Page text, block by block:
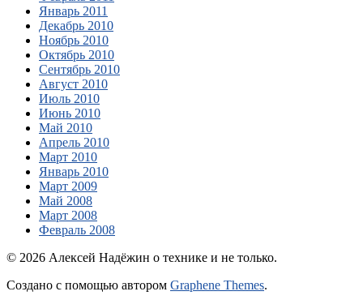
Январь 2011
Декабрь 2010
Ноябрь 2010
Октябрь 2010
Сентябрь 2010
Август 2010
Июль 2010
Июнь 2010
Май 2010
Апрель 2010
Март 2010
Январь 2010
Март 2009
Май 2008
Март 2008
Февраль 2008
© 2026 Алексей Надёжин о технике и не только.
Создано с помощью автором Graphene Themes.